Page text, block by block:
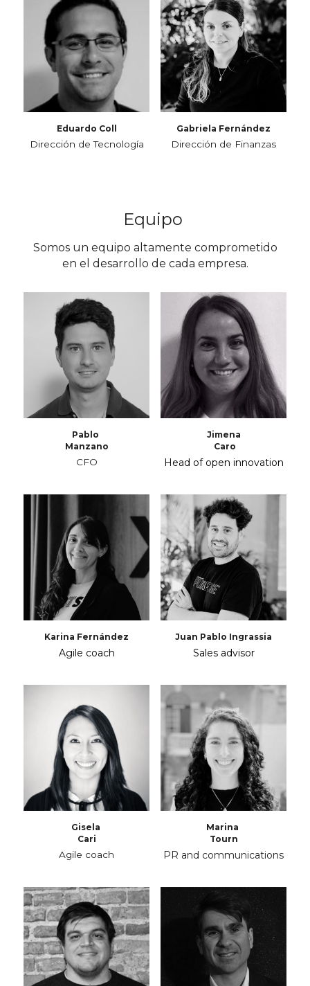
Eduardo Coll
Dirección de Tecnología
Gabriela Fernández
Dirección de Finanzas
Equipo
Somos un equipo altamente comprometido
en el desarrollo de cada empresa.
Pablo
Manzano
CFO
Jimena
Caro
Head of open innovation
Karina Fernández
Agile coach
Juan Pablo Ingrassia
Sales advisor
Gisela
Cari
Agile coach
Marina
Tourn
PR and communications